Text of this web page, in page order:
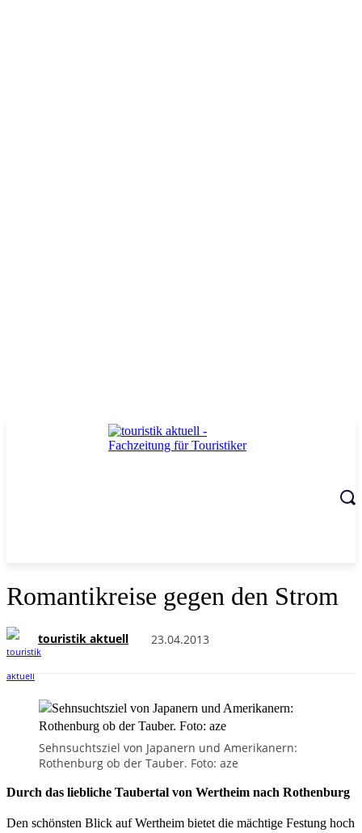
Romantikreise gegen den Strom
touristik aktuell 23.04.2013
Sehnsuchtsziel von Japanern und Amerikanern:
Rothenburg ob der Tauber. Foto: aze
Durch das liebliche Taubertal von Wertheim nach Rothenburg
Den schönsten Blick auf Wertheim bietet die mächtige Festung hoch